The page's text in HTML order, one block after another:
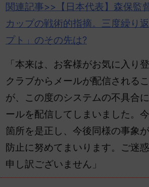
関連記事>>【 日本代表】森保監
カップの戦術的指摘。三度繰り
プト」のその先は?
「本来は、お客様がお気に入り
クラブからメールが配信される
が、この度のシステムの不具合
ールを配信してしまいました。
箇所を是正し、今後同様の事象
防止に努めてまいります。ご迷
申し訳ございません」